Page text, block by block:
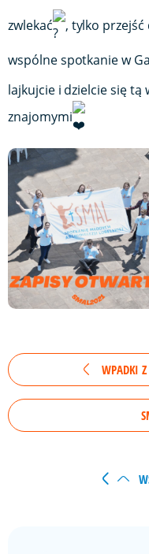
zwlekać , tylko przejść
wspólne spotkanie w
lajkujcie i dzielcie się tą
znajomymi
WPADKI Z